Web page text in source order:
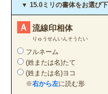
▼ 15.0ミリの書体をお選び
Ａ 流線印相体
りゅうせんいんそうたい
フルネーム
(姓または名)たて
(姓または名)ヨコ
※右から左に読む形